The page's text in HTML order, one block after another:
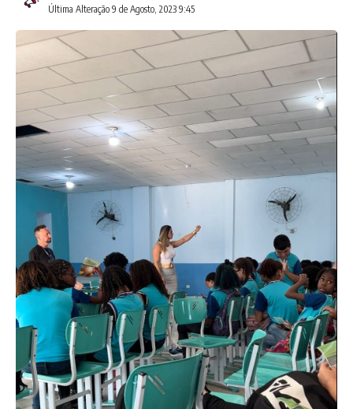
Última Alteração 9 de Agosto, 2023 9:45